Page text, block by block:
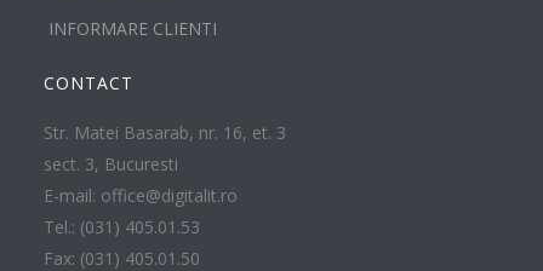
INFORMARE CLIENTI
CONTACT
Str. Matei Basarab, nr. 16, et. 3
sect. 3, Bucuresti
E-mail: office@digitalit.ro
Tel.: (031) 405.01.53
Fax: (031) 405.01.50